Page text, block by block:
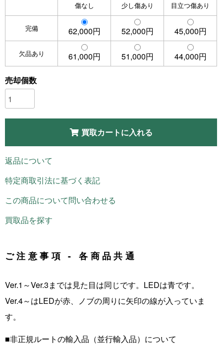
傷なし 少し傷あり 目立つ傷あり
完備 62,000円 52,000円 45,000円
欠品あり 61,000円 51,000円 44,000円
売却個数
買取カートに入れる
返品について
特定商取引法に基づく表記
この商品について問い合わせる
買取品を探す
ご注意事項 - 各商品共通
Ver.1～Ver.3までは見た目は同じです。LEDは青です。
Ver.4～はLEDが赤、ノブの周りに矢印の線が入っていま
す。
■非正規ルートの輸入品（並行輸入品）について